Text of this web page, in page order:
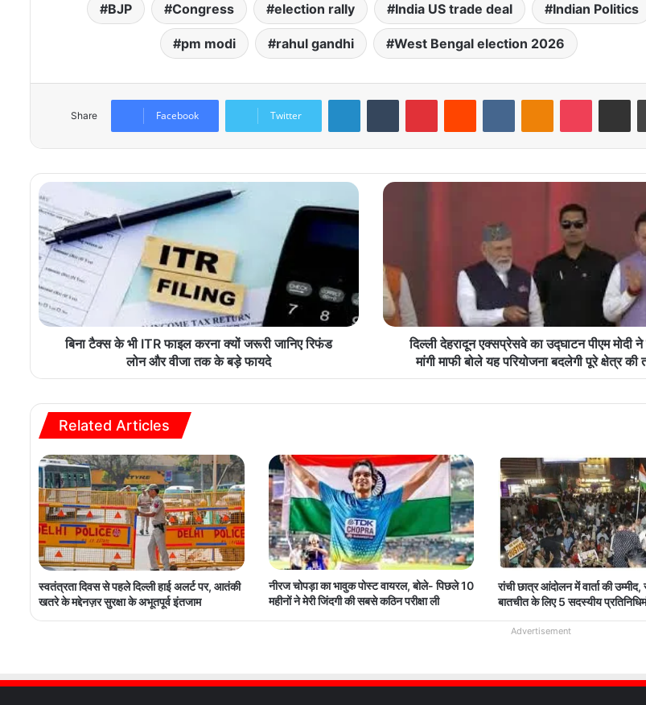
BJP Congress election rally India US trade deal Indian Politics
pm modi rahul gandhi West Bengal election 2026
Share Facebook Twitter
बिना टैक्स के भी ITR फाइल करना क्यों जरूरी जानिए रिफंड
लोन और वीजा तक के बड़े फायदे
दिल्ली देहरादून एक्सप्रेसवे का उद्घाटन पीएम मोदी ने
मांगी माफी बोले यह परियोजना बदलेगी पूरे क्षेत्र की
Related Articles
स्वतंत्रता दिवस से पहले दिल्ली हाई अलर्ट पर, आतंकी
खतरे के मद्देनज़र सुरक्षा के अभूतपूर्व इंतजाम
नीरज चोपड़ा का भावुक पोस्ट वायरल, बोले- पिछले 10
महीनों ने मेरी जिंदगी की सबसे कठिन परीक्षा ली
रांची छात्र आंदोलन में वार्ता की
बातचीत के लिए 5 सदस्यीय
Advertisement